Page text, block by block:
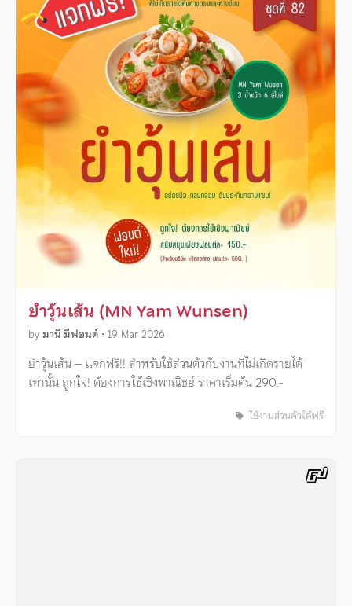
ยำวุ้นเส้น (MN Yam Wunsen)
byมานี มีฟอนต์ • 19 Mar 2026
ยำวุ้นเส้น – แจกฟรี!! สำหรับใช้ส่วนตัวกับงานที่ไม่เกิดรายได้
เท่านั้น ถูกใจ! ต้องการใช้เชิงพาณิชย์ ราคาเริ่มต้น 290.-
ใช้งานส่วนตัวได้ฟรี